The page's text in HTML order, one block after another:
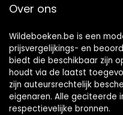
Over ons
Wildeboeken.be is een
prijsvergelijkings- en
biedt die beschikbaar zijn
houdt via de laatst
zijn auteursrechtelijk
eigenaren. Alle geciteerde
respectievelijke bronnen.